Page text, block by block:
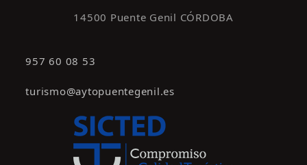
14500 Puente Genil CÓRDOBA
957 60 08 53
turismo@aytopuentegenil.es